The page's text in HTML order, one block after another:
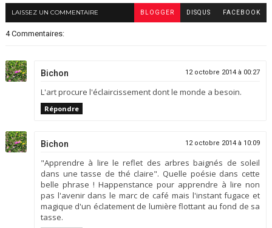
LAISSEZ UN COMMENTAIRE BLOGGER DISQUS FACEBOOK
4 Commentaires:
Bichon 12 octobre 2014 à 00:27
L'art procure l'éclaircissement dont le monde a besoin.
Répondre
Bichon 12 octobre 2014 à 10:09
"Apprendre à lire le reflet des arbres baignés de soleil
dans une tasse de thé claire". Quelle poésie dans cette
belle phrase ! Happenstance pour apprendre à lire non
pas l'avenir dans le marc de café mais l'instant fugace et
magique d'un éclatement de lumière flottant au fond de sa
tasse.